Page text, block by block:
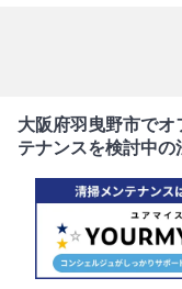
大阪府羽曳野市で
テナンスを検討中の